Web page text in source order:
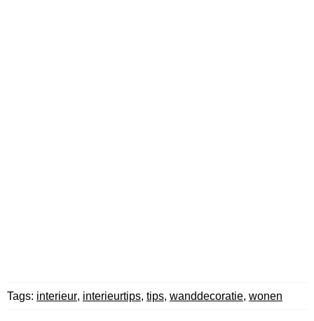
Tags: interieur, interieurtips, tips, wanddecoratie, wonen